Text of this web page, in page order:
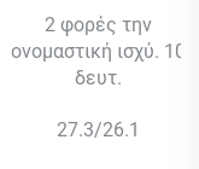
2 φορές την
ονομαστική ισχύ. 10
δευτ.
27.3/26.1